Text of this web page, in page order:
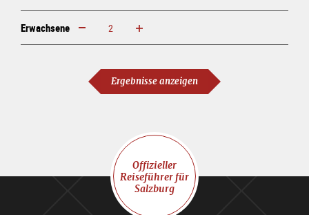
Erwachsene erhöhen verringern
Ergebnisse anzeigen
Offizieller
Reiseführer für
Salzburg